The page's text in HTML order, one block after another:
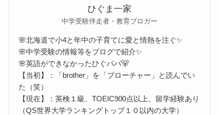
ひぐま一家
中学受験伴走者・教育ブロガー
🌸北海道で小4と年中の子育てに愛と情熱を注ぐ✨
🌸中学受験の情報等をブログで紹介✨
🌸英語ができなかったひぐパパ🐻
【当初】：「brother」を「ブローチャー」と読んでい
た（笑）
【現在】：英検１級、TOEIC900点以上、留学経験あり
（QS世界大学ランキングトップ１０以内の大学）